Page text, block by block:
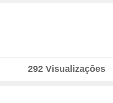
292 Visualizações